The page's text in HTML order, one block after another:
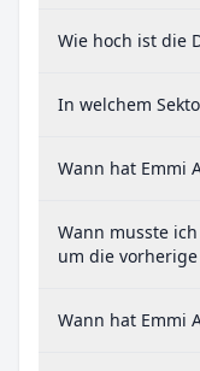
Wie hoch ist die
In welchem
Wann hat Emmi
Wann musste
um die
Wann hat Emmi